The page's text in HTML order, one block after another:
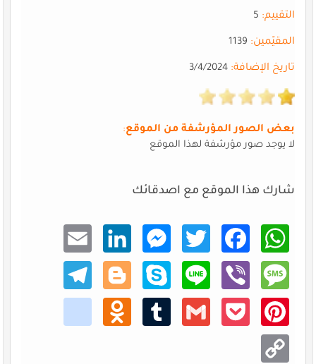
التقييم:5
المقيّمين:1139
تاريخ الإضافة:3/4/2024
بعض الصور المؤرشفة من الموقع:
لا يوجد صور مؤرشفة لهذا الموقع
شارك هذا الموقع مع اصدقائك
What
sApp
Faceb
ook
Twitt
er
Mess
enger
Linke
dIn
Email
Mess
age
Viber
Line
Skype
Blogg
er
Teleg
ram
Pinte
rest
Pocke
Gmail
Tumb
Odno
klass
niki
Copy
Link